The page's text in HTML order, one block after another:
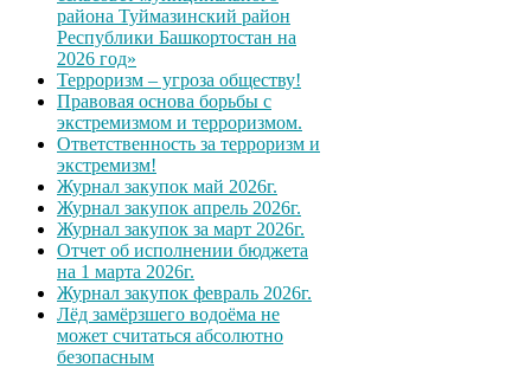
района Туймазинский район
Республики Башкортостан на
2026 год»
Терроризм – угроза обществу!
Правовая основа борьбы с
экстремизмом и терроризмом.
Ответственность за терроризм и
экстремизм!
Журнал закупок май 2026г.
Журнал закупок апрель 2026г.
Журнал закупок за март 2026г.
Отчет об исполнении бюджета
на 1 марта 2026г.
Журнал закупок февраль 2026г.
Лёд замёрзшего водоёма не
может считаться абсолютно
безопасным